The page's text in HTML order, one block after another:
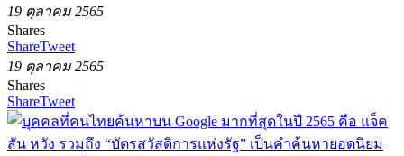
19 ตุลาคม 2565
Shares
ShareTweet
19 ตุลาคม 2565
Shares
ShareTweet